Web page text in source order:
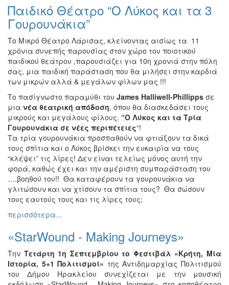
ΤΟΠΟΣ
ΜΑΣ
ΔΗΜΟΣ
ΠΟΛΙΤΙΣΜΟΣ
ΑΝΘΕΚΤΙΚΗ
ΠΟΛΗ
Παιδικό Θέατρο “Ο Λύκος και τα 3
Γουρουνάκια”
Το Μικρό Θέατρο Λάρισας, κλείνοντας αισίως τα 11
χρόνια συνεπής παρουσίας στον χώρο του ποιοτικού
παιδικού θεάτρου ,παρουσιάζει για 10η χρονιά στην πόλη
σας, μια παιδική παράσταση που θα μιλήσει στην καρδιά
των μικρών αλλά & μεγάλων φίλων μας !!!
Tο πασίγνωστο παραμύθι του James Halliwell-Phillipps σε
μια νέα θεατρική απόδοση, όπου θα διασκεδάσει τους
μικρούς και μεγάλους φίλους. “Ο Λύκος και τα Τρία
Γουρουνάκια σε νέες περιπέτειες“!
Τα τρία γουρουνάκια προσπαθούν να φτιάξουν τα δικά
τους σπίτια και ο Λύκος βρίσκει την ευκαιρία να τους
“κλέψει” τις λίρες! Δεν είναι τελείως μόνος αυτή την
φορά, καθώς έχει και την αμέριστη συμπαράσταση του
….βοηθού του!! Θα καταφέρουν τα γουρουνάκια να
γλιτώσουν και να χτίσουν τα σπίτια τους? Θα σώσουν
τους εαυτούς τους και τις λίρες τους;
περισσότερα...
«StarWound - Making Journeys»
Την Τετάρτη 1η Σεπτεμβρίου το Φεστιβάλ «Κρήτη, Μία
Ιστορία, 5+1 Πολιτισμοί» της Αντιδημαρχίας Πολιτισμού
του Δήμου Ηρακλείου συνεχίζεται με την μουσική